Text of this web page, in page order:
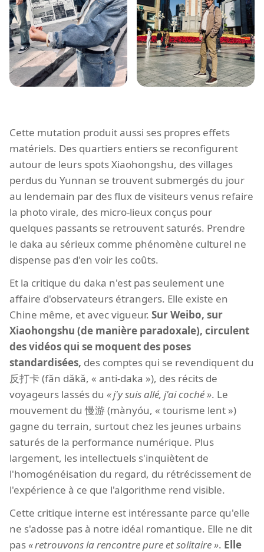
Cette mutation produit aussi ses propres effets
matériels. Des quartiers entiers se reconfigurent
autour de leurs spots Xiaohongshu, des villages
perdus du Yunnan se trouvent submergés du jour
au lendemain par des flux de visiteurs venus refaire
la photo virale, des micro-lieux conçus pour
quelques passants se retrouvent saturés. Prendre
le daka au sérieux comme phénomène culturel ne
dispense pas d'en voir les coûts.
Et la critique du daka n'est pas seulement une
affaire d'observateurs étrangers. Elle existe en
Chine même, et avec vigueur. Sur Weibo, sur
Xiaohongshu (de manière paradoxale), circulent
des vidéos qui se moquent des poses
standardisées, des comptes qui se revendiquent du
反打卡 (fǎn dǎkǎ, « anti-daka »), des récits de
voyageurs lassés du
j'y suis allé, j'ai coché . Le
mouvement du 慢游 (mànyóu, « tourisme lent »)
gagne du terrain, surtout chez les jeunes urbains
saturés de la performance numérique. Plus
largement, les intellectuels s'inquiètent de
l'homogénéisation du regard, du rétrécissement de
l'expérience à ce que l'algorithme rend visible.
Cette critique interne est intéressante parce qu'elle
ne s'adosse pas à notre idéal romantique. Elle ne dit
pas
retrouvons la rencontre pure et solitaire . Elle